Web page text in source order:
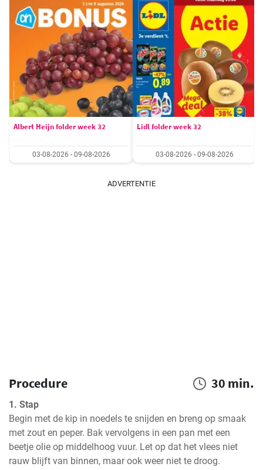
Albert Heijn folder week 32
03-08-2026 - 09-08-2026
Lidl folder week 32
03-08-2026 - 09-08-2026
ADVERTENTIE
Procedure 30 min.
1. Stap
Begin met de kip in noedels te snijden en breng op smaak
met zout en peper. Bak vervolgens in een pan met een
beetje olie op middelhoog vuur. Let op dat het vlees niet
rauw blijft van binnen, maar ook weer niet te droog.